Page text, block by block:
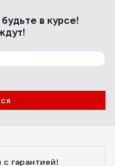
в курсе!
гарантией!